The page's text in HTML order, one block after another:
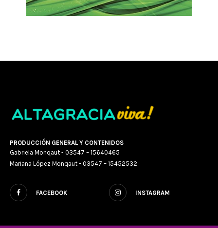
PRODUCCIÓN GENERAL Y CONTENIDOS
Gabriela Monqaut - 03547 – 15640465
Mariana López Monqaut - 03547 – 15452532
FACEBOOK INSTAGRAM